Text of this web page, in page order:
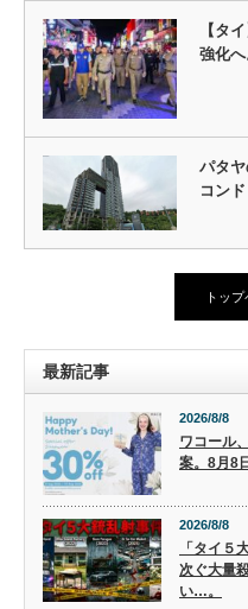
【タ
強化
パタ
コン
トッ
最新記事
2026/8/8
ワコール
案。8月8
2026/8/8
「タイ５
次ぐ大量
い…。